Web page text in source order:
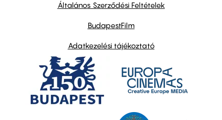
Általános Szerződési Feltételek
BudapestFilm
Adatkezelési tájékoztató